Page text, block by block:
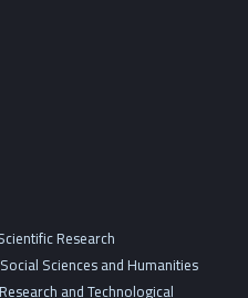
Research
Sciences and Humanities
and Technological